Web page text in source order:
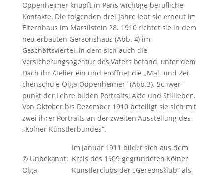
Op­pen­hei­mer knüpf­t in Paris wich­ti­ge berufliche
Kon­tak­te. Die folgenden drei Jahre lebt sie erneut im
Elternhaus im Mar­sil­stein 28. 1910 richtet sie in dem
neu erbauten Gereonshaus (Abb. 4) im
Geschäftsviertel, in dem sich auch die
Versicherungsagentur des Vaters befand, unter dem
Dach ihr Atelier ein und eröffnet die „Mal- und Zei­
chen­schu­le Ol­ga Op­pen­hei­mer“ (Abb.3). Schwer­
punkt der Leh­re bilden Por­traits, Ak­te und Still­le­ben.
Von Ok­to­ber bis De­zem­ber 1910 beteiligt sie sich mit
zwei ih­rer Por­traits an der zwei­ten Aus­stel­lung des
„Köl­ner Künst­ler­bun­des“.
© Unbekannt:
Olga
Im Januar 1911 bildet sich aus dem
Kreis des 1909 gegründeten Kölner
Künstlerclubs der „Gereonsklub“ als